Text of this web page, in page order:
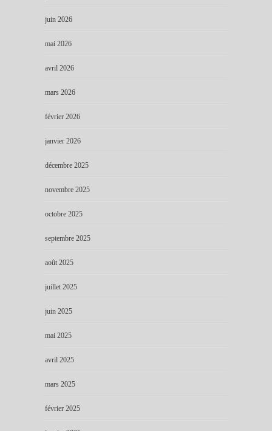
juin 2026
mai 2026
avril 2026
mars 2026
février 2026
janvier 2026
décembre 2025
novembre 2025
octobre 2025
septembre 2025
août 2025
juillet 2025
juin 2025
mai 2025
avril 2025
mars 2025
février 2025